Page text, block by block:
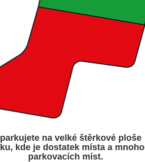
na velké štěrkové ploše
kde je dostatek místa a mnoho
parkovacích míst.